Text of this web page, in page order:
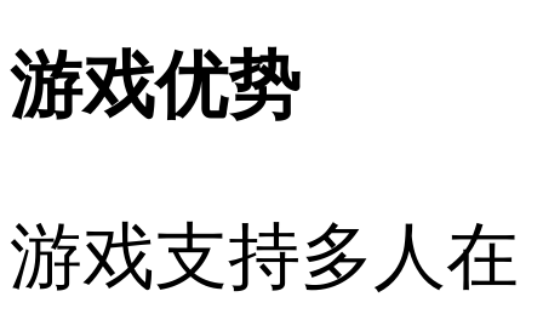
游戏优势
游戏支持多人在